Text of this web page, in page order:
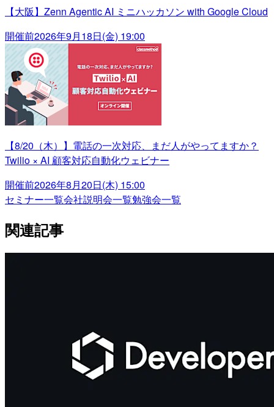
【大阪】Zenn Agentic AI ミニハッカソン with Google Cloud
開催前2026年9月18日(金) 19:00
【8/20（木）】電話の一次対応、まだ人がやってますか？
Twilio × AI 顧客対応自動化ウェビナー
開催前2026年8月20日(木) 15:00
セミナー一覧会社説明会一覧勉強会一覧
関連記事